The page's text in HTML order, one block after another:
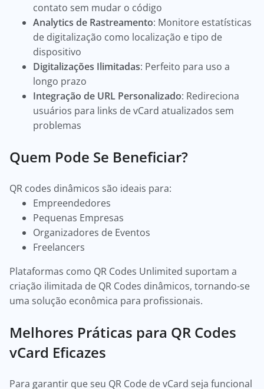
contato sem mudar o código
Analytics de Rastreamento: Monitore estatísticas
de digitalização como localização e tipo de
dispositivo
Digitalizações Ilimitadas: Perfeito para uso a
longo prazo
Integração de URL Personalizado: Redireciona
usuários para links de vCard atualizados sem
problemas
Quem Pode Se Beneficiar?
QR codes dinâmicos são ideais para:
Empreendedores
Pequenas Empresas
Organizadores de Eventos
Freelancers
Plataformas como QR Codes Unlimited suportam a
criação ilimitada de QR Codes dinâmicos, tornando-se
uma solução econômica para profissionais.
Melhores Práticas para QR Codes
vCard Eficazes
Para garantir que seu QR Code de vCard seja funcional